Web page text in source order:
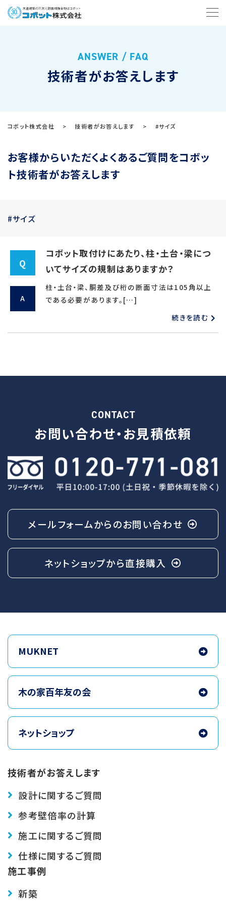
ANSWER / FAQ
技術者がお答えします
コボット株式会社 > 技術者がお答えします > #サイズ
お客様からいただくよくあるご質問をコボッ
ト技術者がお答えします
#サイズ
Q
コボット取付けにあたり、柱・土台・梁につ
いてサイズの規制はありますか？
A
柱・土台・梁、胴差及び桁の断面寸法は105角以上
である必要があります。[…]
続きを読む
CONTACT
お問い合わせ・お見積依頼
メールフォームからのお問い合わせ
ネットショップから直接購入
MUKNET
木の家百年友の会
ネットショップ
技術者がお答えします
設計に関するご質問
参考壁倍率の計算
施工に関するご質問
仕様に関するご質問
施工事例
新築